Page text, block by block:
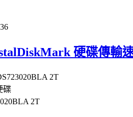
硬碟傳輸
碟
2T